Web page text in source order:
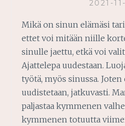
2021-
Mikä on sinun elämäsi
ettet voi mitään niille
sinulle jaettu, etkä voi
Ajattelepa uudestaan.
työtä, myös sinussa. Joten
uudistetaan, jatkuvasti.
paljastaa kymmenen
kymmenen totuutta